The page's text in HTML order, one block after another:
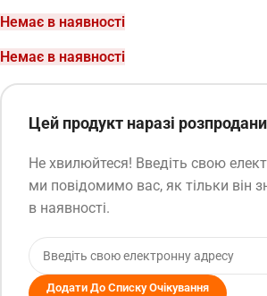
Немає в наявності
Немає в наявності
Цей продукт наразі
Не хвилюйтеся! Введіть свою
ми повідомимо вас, як тільки він
в наявності.
Додати До Списку Очікування